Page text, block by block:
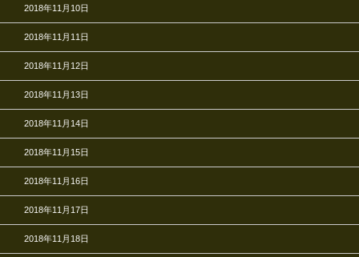
2018年11月10日
2018年11月11日
2018年11月12日
2018年11月13日
2018年11月14日
2018年11月15日
2018年11月16日
2018年11月17日
2018年11月18日